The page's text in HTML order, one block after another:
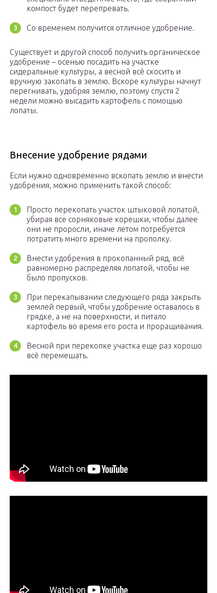
компост будет перепревать.
Со временем получится отличное удобрение.
Существует и другой способ получить органическое
удобрение – осенью посадить на участке
сидеральные культуры, а весной всё скосить и
вручную закопать в землю. Вскоре культуры начнут
перегнивать, удобряя землю, поэтому спустя 2
недели можно высадить картофель с помощью
лопаты.
Внесение удобрение рядами
Если нужно одновременно вскопать землю и внести
удобрения, можно применить такой способ:
Просто перекопать участок штыковой лопатой,
убирая все сорняковые корешки, чтобы далее
они не проросли, иначе летом потребуется
потратить много времени на прополку.
Внести удобрения в прокопанный ряд, всё
равномерно распределяя лопатой, чтобы не
было пропусков.
При перекапывании следующего ряда закрыть
землей первый, чтобы удобрение оставалось в
грядке, а не на поверхности, и питало
картофель во время его роста и проращивания.
Весной при перекопке участка еще раз хорошо
всё перемешать.